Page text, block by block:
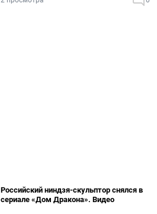
Российский ниндзя-скульптор снялся в
сериале «Дом Дракона». Видео